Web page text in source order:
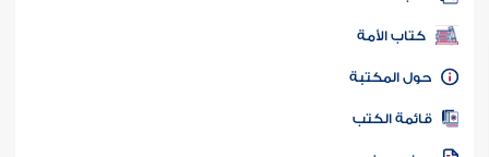
كتب PDF
كتاب الأمة
المكتبة